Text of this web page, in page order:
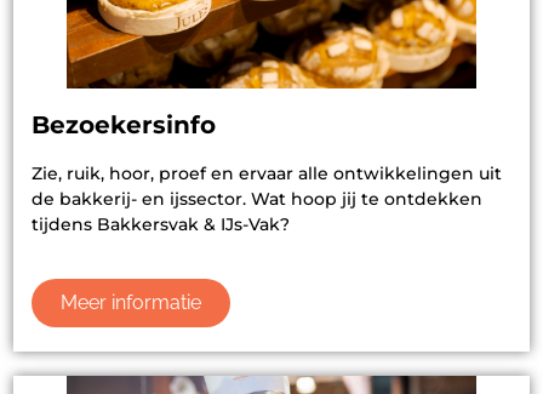
Bezoekersinfo
Zie, ruik, hoor, proef en ervaar alle ontwikkelingen uit
de bakkerij- en ijssector. Wat hoop jij te ontdekken
tijdens Bakkersvak & IJs-Vak?
Meer informatie